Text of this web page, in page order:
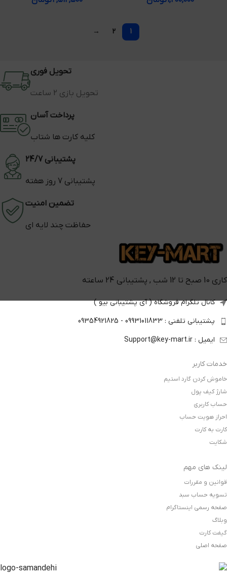
1
2
→
تحویل فوری
تحویل بازی 2 ساعت
پرداخت آسان
کلیه کارت ها شتاب
پشتیبانی 24/7
پشتیبانی 7 روز هفته
تضمین امنیت
حفاظت چند لایه ای
کاری 10 صبح تا 12 شب , پشتیبانی 24 ساعته
کانال تلگرام فروشگاه ( آی پشتیبانی بیو )
پشتیبانی تلفنی : 09931011833 - 09354921825
ایمیل : Support@key-mart.ir
خدمات کاربر
خاموش کردن گارد استیم
شارژ کیف پول
حساب کاربری
احراز هویت حساب
کارت به کارت
شکایت
لینک های مهم
قوانین و مقررات
تسویه حساب سبد
صفحه رسمی اینستاگرام
وبلاگ
گیفت کارت
صفحه اصلی